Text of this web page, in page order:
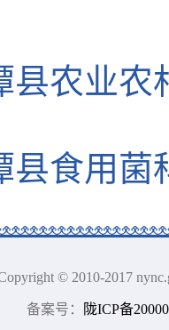
县农业农
县食用菌
© 2010-2017
备案号： 陇ICP备